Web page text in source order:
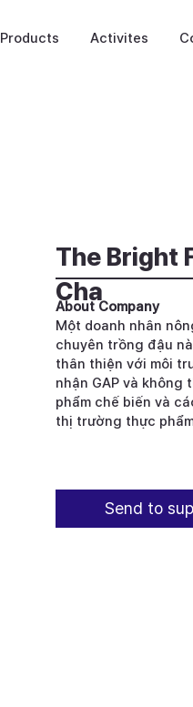
Products Activites
The Bright
Cha
About Company
Một doanh nhân
chuyên trồng đậu
thân thiện với môi
nhận GAP và
phẩm chế biến và
thị trường thực
Send to